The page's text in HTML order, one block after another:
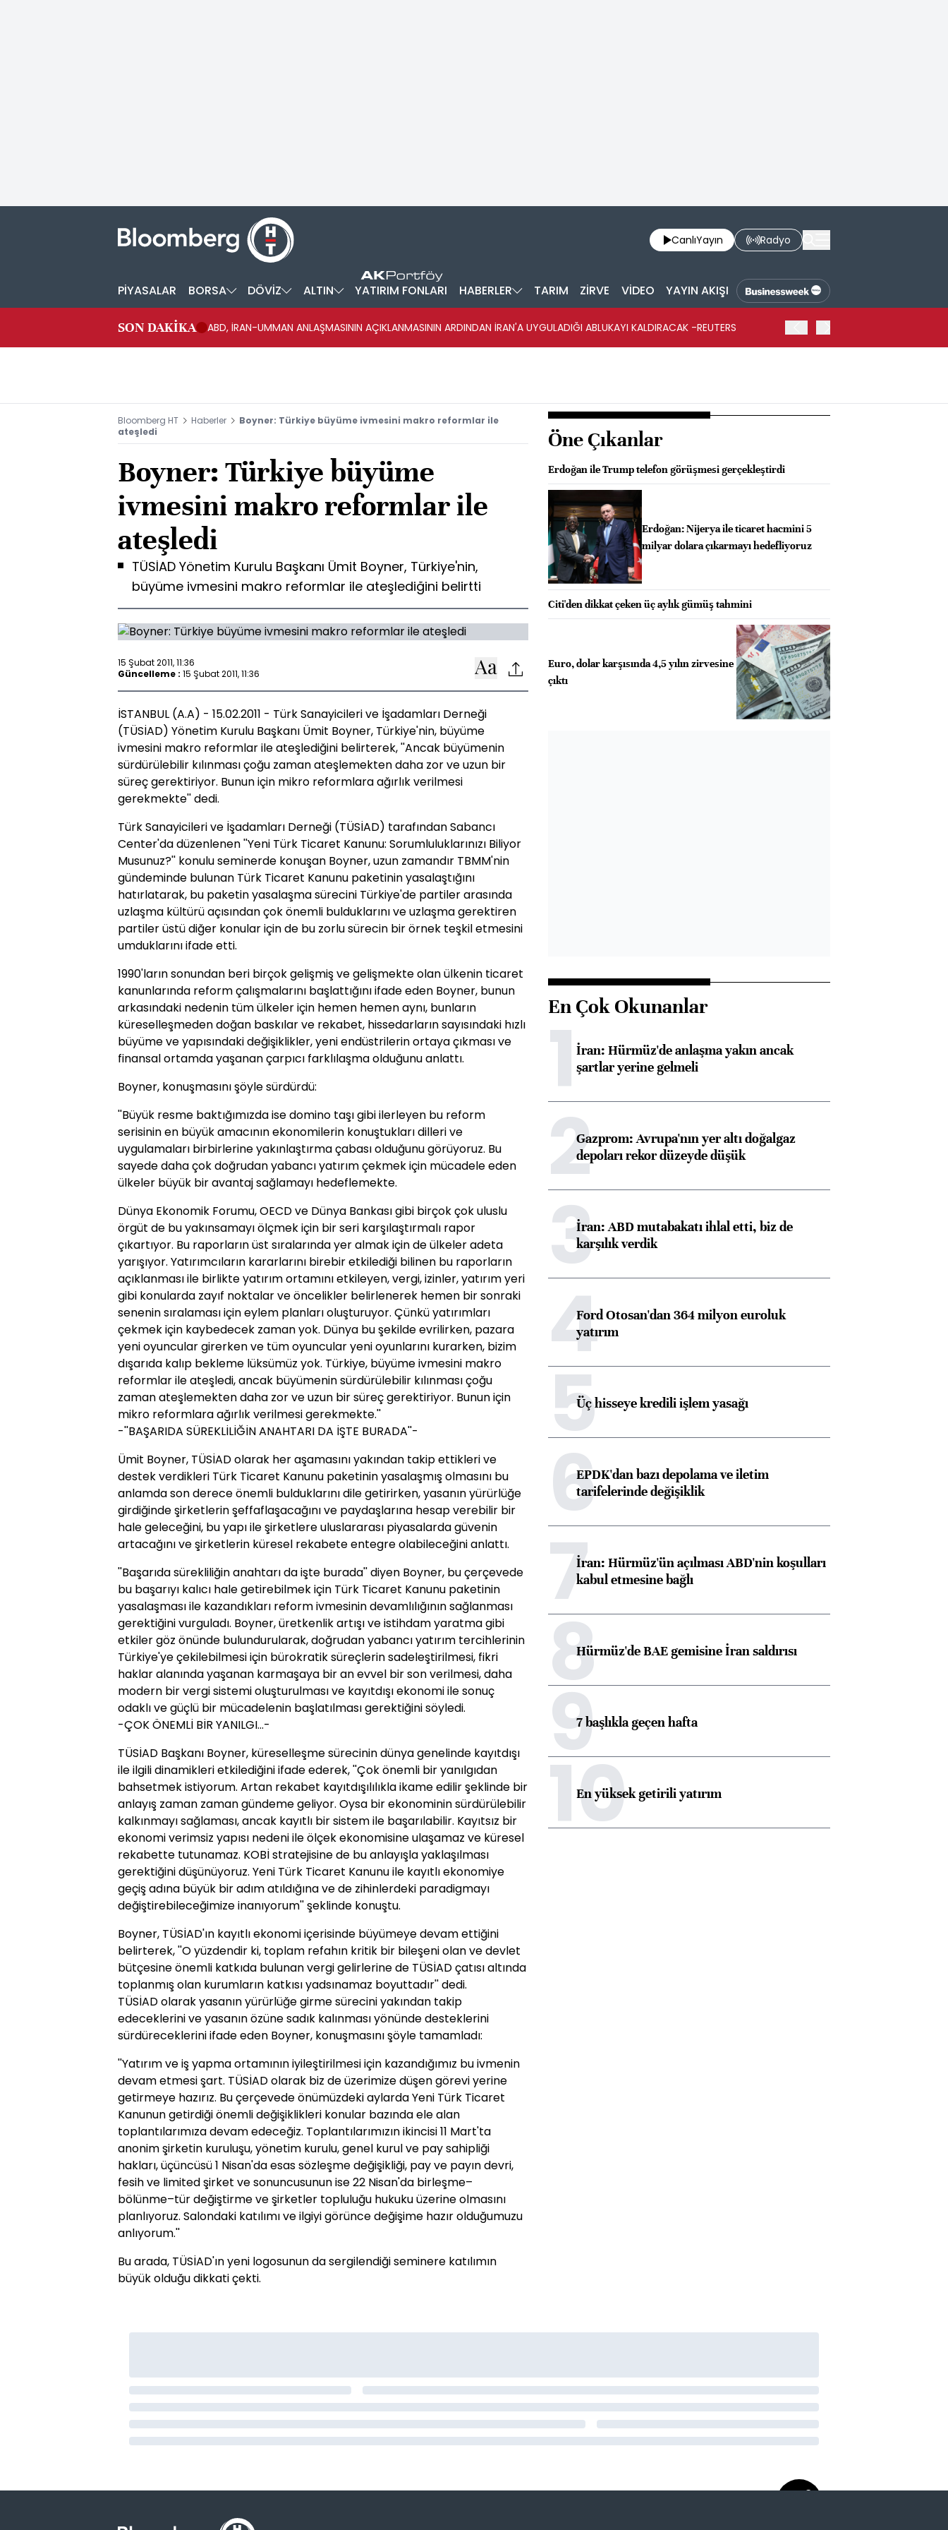
CanlıYayın Radyo
PİYASALAR BORSA DÖVİZ ALTIN YATIRIM FONLARI HABERLER TARIM ZİRVE VİDEO YAYIN AKIŞI
SON DAKİKA ABD, İRAN-UMMAN ANLAŞMASININ AÇIKLANMASININ ARDINDAN İRAN'A UYGULADIĞI ABLUKAYI KALDIRACAK -REUTERS
Bloomberg HT Haberler
Boyner: Türkiye büyüme ivmesini makro reformlar ile
ateşledi
Boyner: Türkiye büyüme
ivmesini makro reformlar ile
ateşledi
TÜSİAD Yönetim Kurulu Başkanı Ümit Boyner, Türkiye'nin,
büyüme ivmesini makro reformlar ile ateşlediğini belirtti
15 Şubat 2011, 11:36
Güncelleme : 15 Şubat 2011, 11:36
İSTANBUL (A.A) - 15.02.2011 - Türk Sanayicileri ve İşadamları Derneği
(TÜSİAD) Yönetim Kurulu Başkanı Ümit Boyner, Türkiye'nin, büyüme
ivmesini makro reformlar ile ateşlediğini belirterek, ''Ancak büyümenin
sürdürülebilir kılınması çoğu zaman ateşlemekten daha zor ve uzun bir
süreç gerektiriyor. Bunun için mikro reformlara ağırlık verilmesi
gerekmekte'' dedi.
Türk Sanayicileri ve İşadamları Derneği (TÜSİAD) tarafından Sabancı
Center'da düzenlenen ''Yeni Türk Ticaret Kanunu: Sorumluluklarınızı Biliyor
Musunuz?'' konulu seminerde konuşan Boyner, uzun zamandır TBMM'nin
gündeminde bulunan Türk Ticaret Kanunu paketinin yasalaştığını
hatırlatarak, bu paketin yasalaşma sürecini Türkiye'de partiler arasında
uzlaşma kültürü açısından çok önemli bulduklarını ve uzlaşma gerektiren
partiler üstü diğer konular için de bu zorlu sürecin bir örnek teşkil etmesini
umduklarını ifade etti.
1990'ların sonundan beri birçok gelişmiş ve gelişmekte olan ülkenin ticaret
kanunlarında reform çalışmalarını başlattığını ifade eden Boyner, bunun
arkasındaki nedenin tüm ülkeler için hemen hemen aynı, bunların
küreselleşmeden doğan baskılar ve rekabet, hissedarların sayısındaki hızlı
büyüme ve yapısındaki değişiklikler, yeni endüstrilerin ortaya çıkması ve
finansal ortamda yaşanan çarpıcı farklılaşma olduğunu anlattı.
Boyner, konuşmasını şöyle sürdürdü:
''Büyük resme baktığımızda ise domino taşı gibi ilerleyen bu reform
serisinin en büyük amacının ekonomilerin konuştukları dilleri ve
uygulamaları birbirlerine yakınlaştırma çabası olduğunu görüyoruz. Bu
sayede daha çok doğrudan yabancı yatırım çekmek için mücadele eden
ülkeler büyük bir avantaj sağlamayı hedeflemekte.
Dünya Ekonomik Forumu, OECD ve Dünya Bankası gibi birçok çok uluslu
örgüt de bu yakınsamayı ölçmek için bir seri karşılaştırmalı rapor
çıkartıyor. Bu raporların üst sıralarında yer almak için de ülkeler adeta
yarışıyor. Yatırımcıların kararlarını birebir etkilediği bilinen bu raporların
açıklanması ile birlikte yatırım ortamını etkileyen, vergi, izinler, yatırım yeri
gibi konularda zayıf noktalar ve öncelikler belirlenerek hemen bir sonraki
senenin sıralaması için eylem planları oluşturuyor. Çünkü yatırımları
çekmek için kaybedecek zaman yok. Dünya bu şekilde evrilirken, pazara
yeni oyuncular girerken ve tüm oyuncular yeni oyunlarını kurarken, bizim
dışarıda kalıp bekleme lüksümüz yok. Türkiye, büyüme ivmesini makro
reformlar ile ateşledi, ancak büyümenin sürdürülebilir kılınması çoğu
zaman ateşlemekten daha zor ve uzun bir süreç gerektiriyor. Bunun için
mikro reformlara ağırlık verilmesi gerekmekte.''
-''BAŞARIDA SÜREKLİLİĞİN ANAHTARI DA İŞTE BURADA''-
Ümit Boyner, TÜSİAD olarak her aşamasını yakından takip ettikleri ve
destek verdikleri Türk Ticaret Kanunu paketinin yasalaşmış olmasını bu
anlamda son derece önemli bulduklarını dile getirirken, yasanın yürürlüğe
girdiğinde şirketlerin şeffaflaşacağını ve paydaşlarına hesap verebilir bir
hale geleceğini, bu yapı ile şirketlere uluslararası piyasalarda güvenin
artacağını ve şirketlerin küresel rekabete entegre olabileceğini anlattı.
''Başarıda sürekliliğin anahtarı da işte burada'' diyen Boyner, bu çerçevede
bu başarıyı kalıcı hale getirebilmek için Türk Ticaret Kanunu paketinin
yasalaşması ile kazandıkları reform ivmesinin devamlılığının sağlanması
gerektiğini vurguladı. Boyner, üretkenlik artışı ve istihdam yaratma gibi
etkiler göz önünde bulundurularak, doğrudan yabancı yatırım tercihlerinin
Türkiye'ye çekilebilmesi için bürokratik süreçlerin sadeleştirilmesi, fikri
haklar alanında yaşanan karmaşaya bir an evvel bir son verilmesi, daha
modern bir vergi sistemi oluşturulması ve kayıtdışı ekonomi ile sonuç
odaklı ve güçlü bir mücadelenin başlatılması gerektiğini söyledi.
-ÇOK ÖNEMLİ BİR YANILGI...-
TÜSİAD Başkanı Boyner, küreselleşme sürecinin dünya genelinde kayıtdışı
ile ilgili dinamikleri etkilediğini ifade ederek, ''Çok önemli bir yanılgıdan
bahsetmek istiyorum. Artan rekabet kayıtdışılılıkla ikame edilir şeklinde bir
anlayış zaman zaman gündeme geliyor. Oysa bir ekonominin sürdürülebilir
kalkınmayı sağlaması, ancak kayıtlı bir sistem ile başarılabilir. Kayıtsız bir
ekonomi verimsiz yapısı nedeni ile ölçek ekonomisine ulaşamaz ve küresel
rekabette tutunamaz. KOBİ stratejisine de bu anlayışla yaklaşılması
gerektiğini düşünüyoruz. Yeni Türk Ticaret Kanunu ile kayıtlı ekonomiye
geçiş adına büyük bir adım atıldığına ve de zihinlerdeki paradigmayı
değiştirebileceğimize inanıyorum'' şeklinde konuştu.
Boyner, TÜSİAD'ın kayıtlı ekonomi içerisinde büyümeye devam ettiğini
belirterek, ''O yüzdendir ki, toplam refahın kritik bir bileşeni olan ve devlet
bütçesine önemli katkıda bulunan vergi gelirlerine de TÜSİAD çatısı altında
toplanmış olan kurumların katkısı yadsınamaz boyuttadır'' dedi.
TÜSİAD olarak yasanın yürürlüğe girme sürecini yakından takip
edeceklerini ve yasanın özüne sadık kalınması yönünde desteklerini
sürdüreceklerini ifade eden Boyner, konuşmasını şöyle tamamladı:
''Yatırım ve iş yapma ortamının iyileştirilmesi için kazandığımız bu ivmenin
devam etmesi şart. TÜSİAD olarak biz de üzerimize düşen görevi yerine
getirmeye hazırız. Bu çerçevede önümüzdeki aylarda Yeni Türk Ticaret
Kanunun getirdiği önemli değişiklikleri konular bazında ele alan
toplantılarımıza devam edeceğiz. Toplantılarımızın ikincisi 11 Mart'ta
anonim şirketin kuruluşu, yönetim kurulu, genel kurul ve pay sahipliği
hakları, üçüncüsü 1 Nisan'da esas sözleşme değişikliği, pay ve payın devri,
fesih ve limited şirket ve sonuncusunun ise 22 Nisan'da birleşme–
bölünme–tür değiştirme ve şirketler topluluğu hukuku üzerine olmasını
planlıyoruz. Salondaki katılımı ve ilgiyi görünce değişime hazır olduğumuzu
anlıyorum.''
Bu arada, TÜSİAD'ın yeni logosunun da sergilendiği seminere katılımın
büyük olduğu dikkati çekti.
Öne Çıkanlar
Erdoğan ile Trump telefon görüşmesi gerçekleştirdi
Erdoğan: Nijerya ile ticaret hacmini 5
milyar dolara çıkarmayı hedefliyoruz
Citi'den dikkat çeken üç aylık gümüş tahmini
Euro, dolar karşısında 4,5 yılın zirvesine
çıktı
En Çok Okunanlar
1İran: Hürmüz'de anlaşma yakın ancak
şartlar yerine gelmeli
2Gazprom: Avrupa'nın yer altı doğalgaz
depoları rekor düzeyde düşük
3İran: ABD mutabakatı ihlal etti, biz de
karşılık verdik
4Ford Otosan'dan 364 milyon euroluk
yatırım
5Üç hisseye kredili işlem yasağı
6EPDK'dan bazı depolama ve iletim
tarifelerinde değişiklik
7İran: Hürmüz'ün açılması ABD'nin koşulları
kabul etmesine bağlı
8Hürmüz'de BAE gemisine İran saldırısı
97 başlıkla geçen hafta
10
En yüksek getirili yatırım